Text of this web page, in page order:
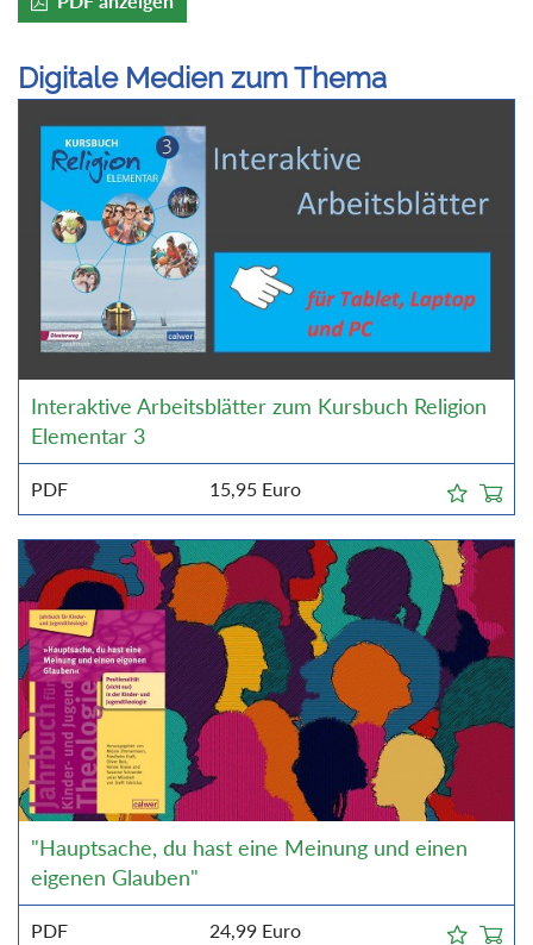
Digitale Medien zum Thema
Interaktive Arbeitsblätter zum Kursbuch Religion
Elementar 3
PDF 15,95 Euro
"Hauptsache, du hast eine Meinung und einen
eigenen Glauben"
PDF 24,99 Euro